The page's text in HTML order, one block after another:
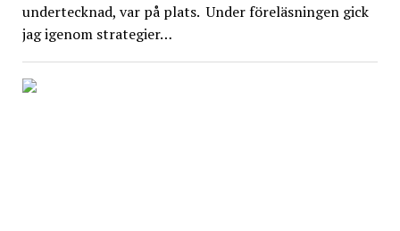
undertecknad, var på plats. Under föreläsningen gick
jag igenom strategier…